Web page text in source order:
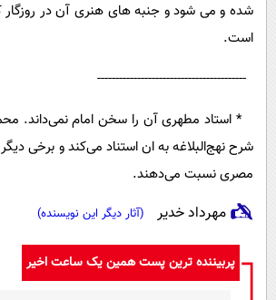
شده و می شود و جنبه های هنری آن در روزگار
است.
-----------------------------------------
* استاد مطهری آن را سخن امام نمی‌داند.
شرح نهج‌البلاغه به ان استناد می‌کند و برخی
مصری نسبت می‌دهند.
مهرداد خدیر (آثار دیگر این نویسنده)
پربیننده ترین پست همین یک ساعت اخیر